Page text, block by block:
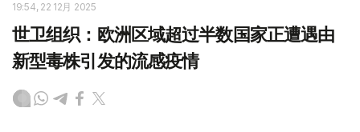
19:54, 22 12月 2025
世卫组织：欧洲区域超过半数国家正遭遇由
新型毒株引发的流感疫情